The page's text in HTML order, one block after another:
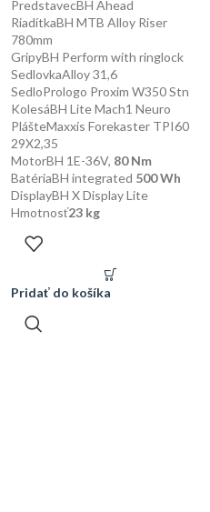
PredstavecBH Ahead
RiadítkaBH MTB Alloy Riser
780mm
GripyBH Perform with ringlock
SedlovkaAlloy 31,6
SedloPrologo Proxim W350 Stn
KolesáBH Lite Mach1 Neuro
PlášteMaxxis Forekaster TPI60
29X2,35
MotorBH 1E-36V, 80 Nm
BatériaBH integrated 500 Wh
DisplayBH X Display Lite
Hmotnosť23 kg
Pridať do košíka